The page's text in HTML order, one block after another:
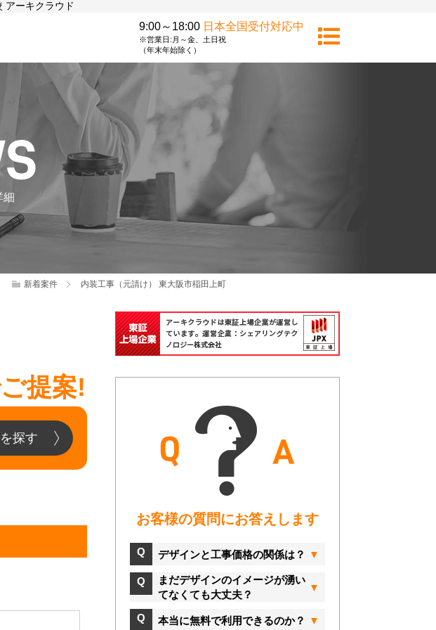
アーキクラウド
9:00～18:00 日本全国受付対応中
※営業日:月～金、土日祝
（年末年始除く）
細
新着案件 内装工事（元請け） 東大阪市稲田上町
提案!
探す
お客様の質問にお答えします
デザインと工事価格の関係は？
まだデザインのイメージが湧い
てなくても大丈夫？
本当に無料で利用できるのか？